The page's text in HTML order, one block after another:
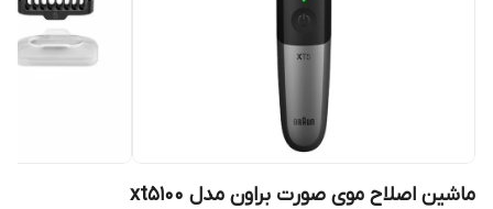
ماشین اصلاح موی صورت براون مدل xt5100